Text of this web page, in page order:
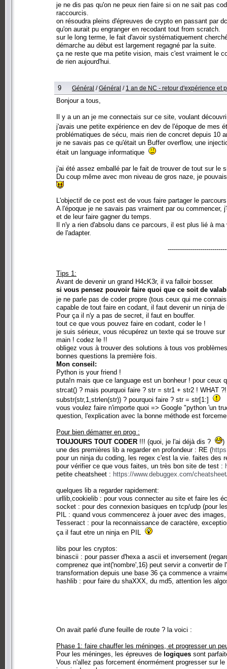
je ne dis pas qu'on ne peux rien faire si on ne sait pas
raccourcis.
on résoudra pleins d'épreuves de crypto en passant par
qu'on aurait pu engranger en recodant tout from scratch.
sur le long terme, le fait d'avoir systématiquement
démarche au début est largement regagné par la suite.
ça ne reste que ma petite vision, mais c'est vraiment le
de rien aujourd'hui.
9 Général /Général / 1 an de NC - retour d'expérience et
Bonjour a tous,
Il y a un an je me connectais sur ce site, voulant
j'avais une petite expérience en dev de l'époque de mes
problématiques de sécu, mais rien de concret depuis 10
je ne savais pas ce qu'était un Buffer overflow, une
était un language informatique
j'ai été assez emballé par le fait de trouver de tout sur le
Du coup même avec mon niveau de gros naze, je
L'objectif de ce post est de vous faire partager le
A l'époque je ne savais pas vraiment par ou
et de leur faire gagner du temps.
Il n'y a rien d'absolu dans ce parcours, il est plus lié à
de l'adapter.
Tips 1:
Avant de devenir un grand H4cK3r, il va falloir bosser.
si vous pensez pouvoir faire quoi que ce soit de
je ne parle pas de coder propre (tous ceux qui me
capable de tout faire en codant, il faut devenir un ninja
Pour ça il n'y a pas de secret, il faut en bouffer.
tout ce que vous pouvez faire en codant, coder le !
je suis sérieux, vous récupérez un texte qui se trouve
main ! codez le !!
obligez vous à trouver des solutions à tous vos
bonnes questions la première fois.
Mon conseil:
Python is your friend !
puta!n mais que ce language est un bonheur ! pour
strcat() ? mais pourquoi faire ? str = str1 + str2 ! WHAT
substr(str,1,strlen(str)) ? pourquoi faire ? str = str[1:]
vous voulez faire n'importe quoi => Google "python 'un
question, l'explication avec la bonne méthode est
Pour bien démarrer en prog :
TOUJOURS TOUT CODER !!! (quoi, je l'ai déjà dis ?
)
une des premières lib a regarder en profondeur : RE (
pour un ninja du coding, les regex c'est la vie. faites des
pour vérifier ce que vous faites, un très bon site de test :
petite cheatsheet : https://www.debuggex.com/
quelques lib a regarder rapidement:
urllib,cookielib : pour vous connecter au site et faire les
socket : pour des connexion basiques en tcp/udp (pour
PIL : quand vous commencerez à jouer avec des
Tesseract : pour la reconnaissance de caractère,
ça il faut etre un ninja en PIL
libs pour les cryptos:
binascii : pour passer d'hexa a ascii et inversement
comprenez que int('nombre',16) peut servir a convertir
transformation depuis une base 36 ça commence a
hashlib : pour faire du shaXXX, du md5, attention les
On avait parlé d'une feuille de route ? la voici :
Phase 1: faire chauffer les méninges, et progresser un
Pour les méninges, les épreuves de logiques sont
Vous n'allez pas forcement énormément progresser sur